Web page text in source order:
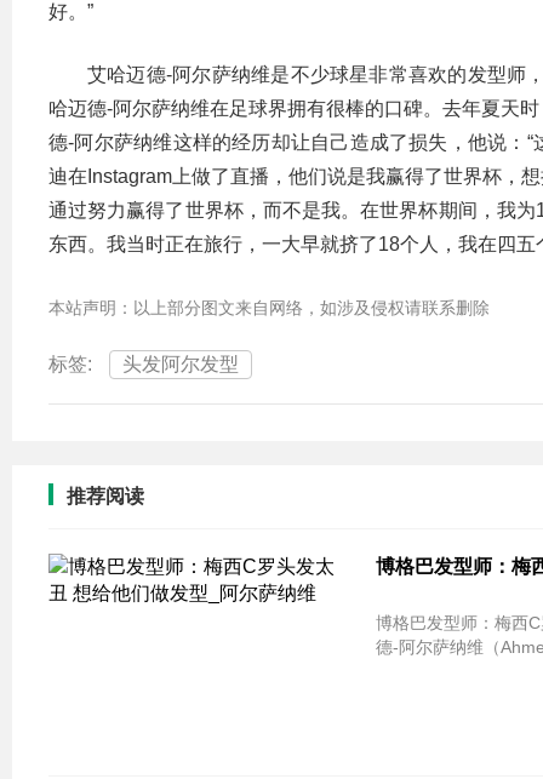
好。”
艾哈迈德-阿尔萨纳维是不少球星非常喜欢的发型师
哈迈德-阿尔萨纳维在足球界拥有很棒的口碑。去年夏天
德-阿尔萨纳维这样的经历却让自己造成了损失，他说：
迪在Instagram上做了直播，他们说是我赢得了世界杯，
通过努力赢得了世界杯，而不是我。在世界杯期间，我
东西。我当时正在旅行，一大早就挤了18个人，我在四
本站声明：以上部分图文来自网络，如涉及侵权请联系删除
标签: 头发阿尔发型
推荐阅读
博格巴发型师：梅
博格巴发型师：梅西C罗头发太
德-阿尔萨纳维（